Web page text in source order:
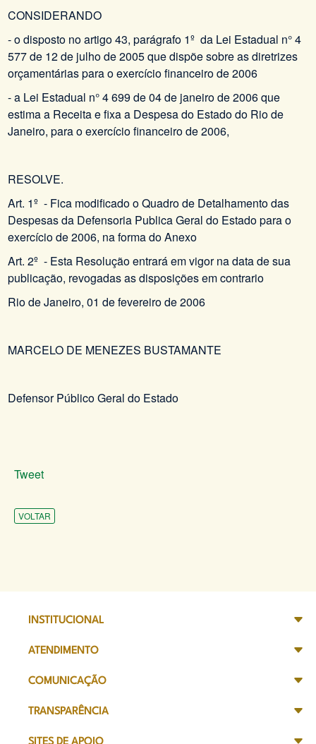
CONSIDERANDO
- o disposto no artigo 43, parágrafo 1º da Lei Estadual n° 4
577 de 12 de julho de 2005 que dispõe sobre as diretrizes
orçamentárias para o exercício financeiro de 2006
- a Lei Estadual n° 4 699 de 04 de janeiro de 2006 que
estima a Receita e fixa a Despesa do Estado do Rio de
Janeiro, para o exercício financeiro de 2006,
RESOLVE.
Art. 1º - Fica modificado o Quadro de Detalhamento das
Despesas da Defensoria Publica Geral do Estado para o
exercício de 2006, na forma do Anexo
Art. 2º - Esta Resolução entrará em vigor na data de sua
publicação, revogadas as disposições em contrario
Rio de Janeiro, 01 de fevereiro de 2006
MARCELO DE MENEZES BUSTAMANTE
Defensor Público Geral do Estado
Tweet
VOLTAR
INSTITUCIONAL
ATENDIMENTO
COMUNICAÇÃO
TRANSPARÊNCIA